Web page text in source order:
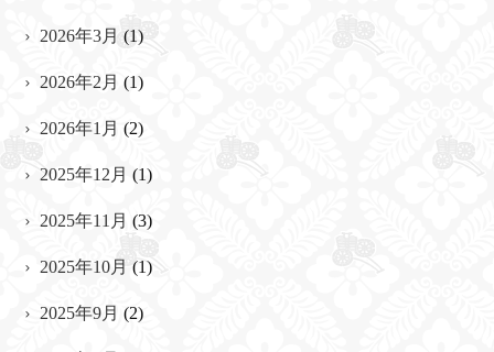
2026年3月 (1)
2026年2月 (1)
2026年1月 (2)
2025年12月 (1)
2025年11月 (3)
2025年10月 (1)
2025年9月 (2)